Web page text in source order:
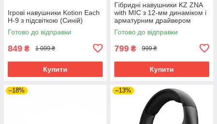
Ігрові навушники Kotion Each
H-9 з підсвіткою (Синій)
Готово до відправки
849 ₴ 1 099 ₴
Купити
Гібридні навушники KZ ZNA
with MIC з 12-мм динаміком і
арматурним драйвером
(Чорний)
Готово до відправки
799 ₴ 999 ₴
Купити
–18% –13%